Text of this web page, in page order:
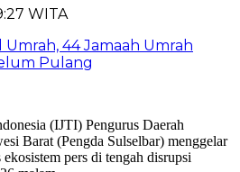
WITA
44 Jamaah Umrah
Pulang